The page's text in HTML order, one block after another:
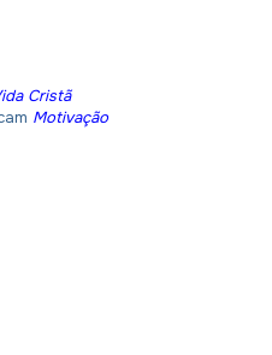
Cristã
Motivação